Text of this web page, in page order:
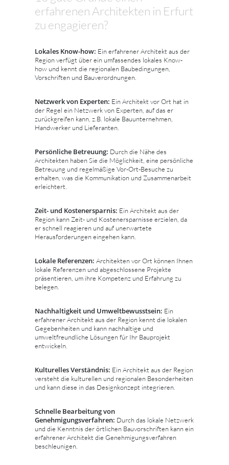
erfahrenen Architekten in Erfurt
zu engagieren?
Lokales Know-how: Ein erfahrener Architekt aus der
Region verfügt über ein umfassendes lokales Know-
how und kennt die regionalen Baubedingungen,
Vorschriften und Bauverordnungen.
Netzwerk von Experten: Ein Architekt vor Ort hat in
der Regel ein Netzwerk von Experten, auf das er
zurückgreifen kann, z.B. lokale Bauunternehmen,
Handwerker und Lieferanten.
Persönliche Betreuung: Durch die Nähe des
Architekten haben Sie die Möglichkeit, eine persönliche
Betreuung und regelmäßige Vor-Ort-Besuche zu
erhalten, was die Kommunikation und Zusammenarbeit
erleichtert.
Zeit- und Kostenersparnis: Ein Architekt aus der
Region kann Zeit- und Kostenersparnisse erzielen, da
er schnell reagieren und auf unerwartete
Herausforderungen eingehen kann.
Lokale Referenzen: Architekten vor Ort können Ihnen
lokale Referenzen und abgeschlossene Projekte
präsentieren, um ihre Kompetenz und Erfahrung zu
belegen.
Nachhaltigkeit und Umweltbewusstsein: Ein
erfahrener Architekt aus der Region kennt die lokalen
Gegebenheiten und kann nachhaltige und
umweltfreundliche Lösungen für Ihr Bauprojekt
entwickeln.
Kulturelles Verständnis: Ein Architekt aus der Region
versteht die kulturellen und regionalen Besonderheiten
und kann diese in das Designkonzept integrieren.
Schnelle Bearbeitung von
Genehmigungsverfahren: Durch das lokale Netzwerk
und die Kenntnis der örtlichen Bauvorschriften kann ein
erfahrener Architekt die Genehmigungsverfahren
beschleunigen.